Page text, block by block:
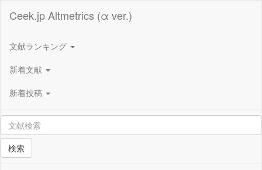
Ceek.jp Altmetrics (α ver.)
文献ランキング
新着文献
新着投稿
検索